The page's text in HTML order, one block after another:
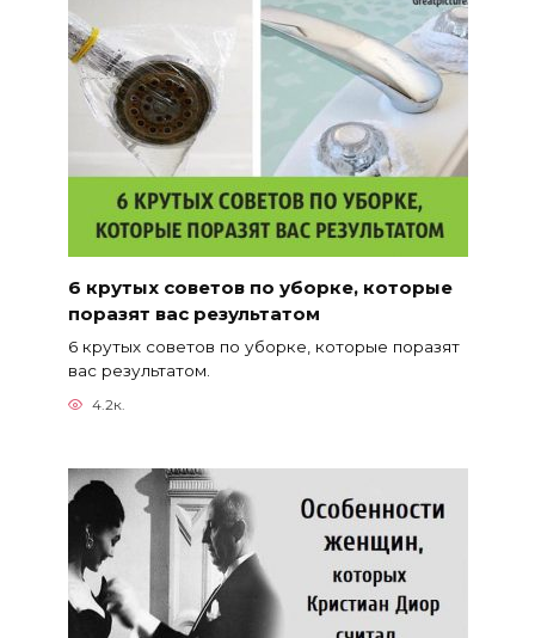
6 крутых советов по уборке, которые
поразят вас результатом
6 крутых советов по уборке, которые поразят
вас результатом.
4.2к.